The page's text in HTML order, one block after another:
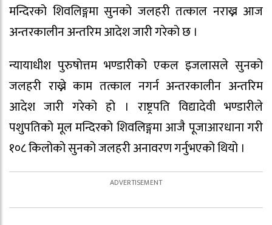
मन्दिरको शिवलिङ्गमा सुनको जलहरी तत्काल नराख्न आज
अन्तरकालीन अन्तरिम आदेश जारी गरेको छ ।
न्यायाधीश पुरुषोत्तम भण्डारीको एकल इजलासले सुनको
जलहरी राख्ने काम तत्काल नगर्न अन्तरकालीन अन्तरिम
आदेश जारी गरेको हो । राष्ट्रपति विद्यादेवी भण्डारीले
पशुपतिको मूल मन्दिरको शिवलिङ्गमा आजै पूजाआरधाना गरी
१०८ किलोको सुनको जलहरी अनावरण गर्नुभएको थियो ।